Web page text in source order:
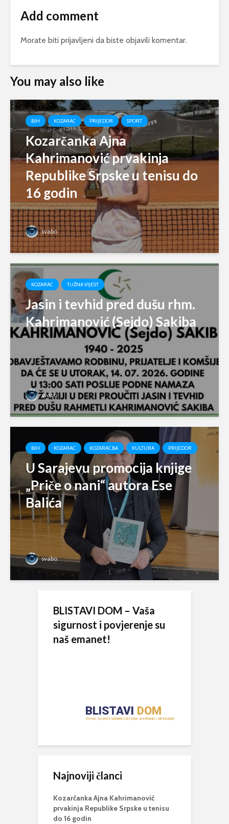
Add comment
Morate biti prijavljeni da biste objavili komentar.
You may also like
BIH KOZARAC PRIJEDOR SPORT
Kozarčanka Ajna
Kahrimanović prvakinja
Republike Srpske u tenisu do
16 godin
svabo
KOZARAC TUŽNA VIJEST
Jasin i tevhid pred dušu rhm.
Kahrimanović (Sejdo) Sakiba
svabo
BIH KOZARAC KOZARAC.BA KULTURA PRIJEDOR
U Sarajevu promocija knjige
„Priče o nani“ autora Ese
Balića
svabo
BLISTAVI DOM – Vaša
sigurnost i povjerenje su
naš emanet!
Najnoviji članci
Kozarčanka Ajna Kahrimanović
prvakinja Republike Srpske u tenisu
do 16 godin